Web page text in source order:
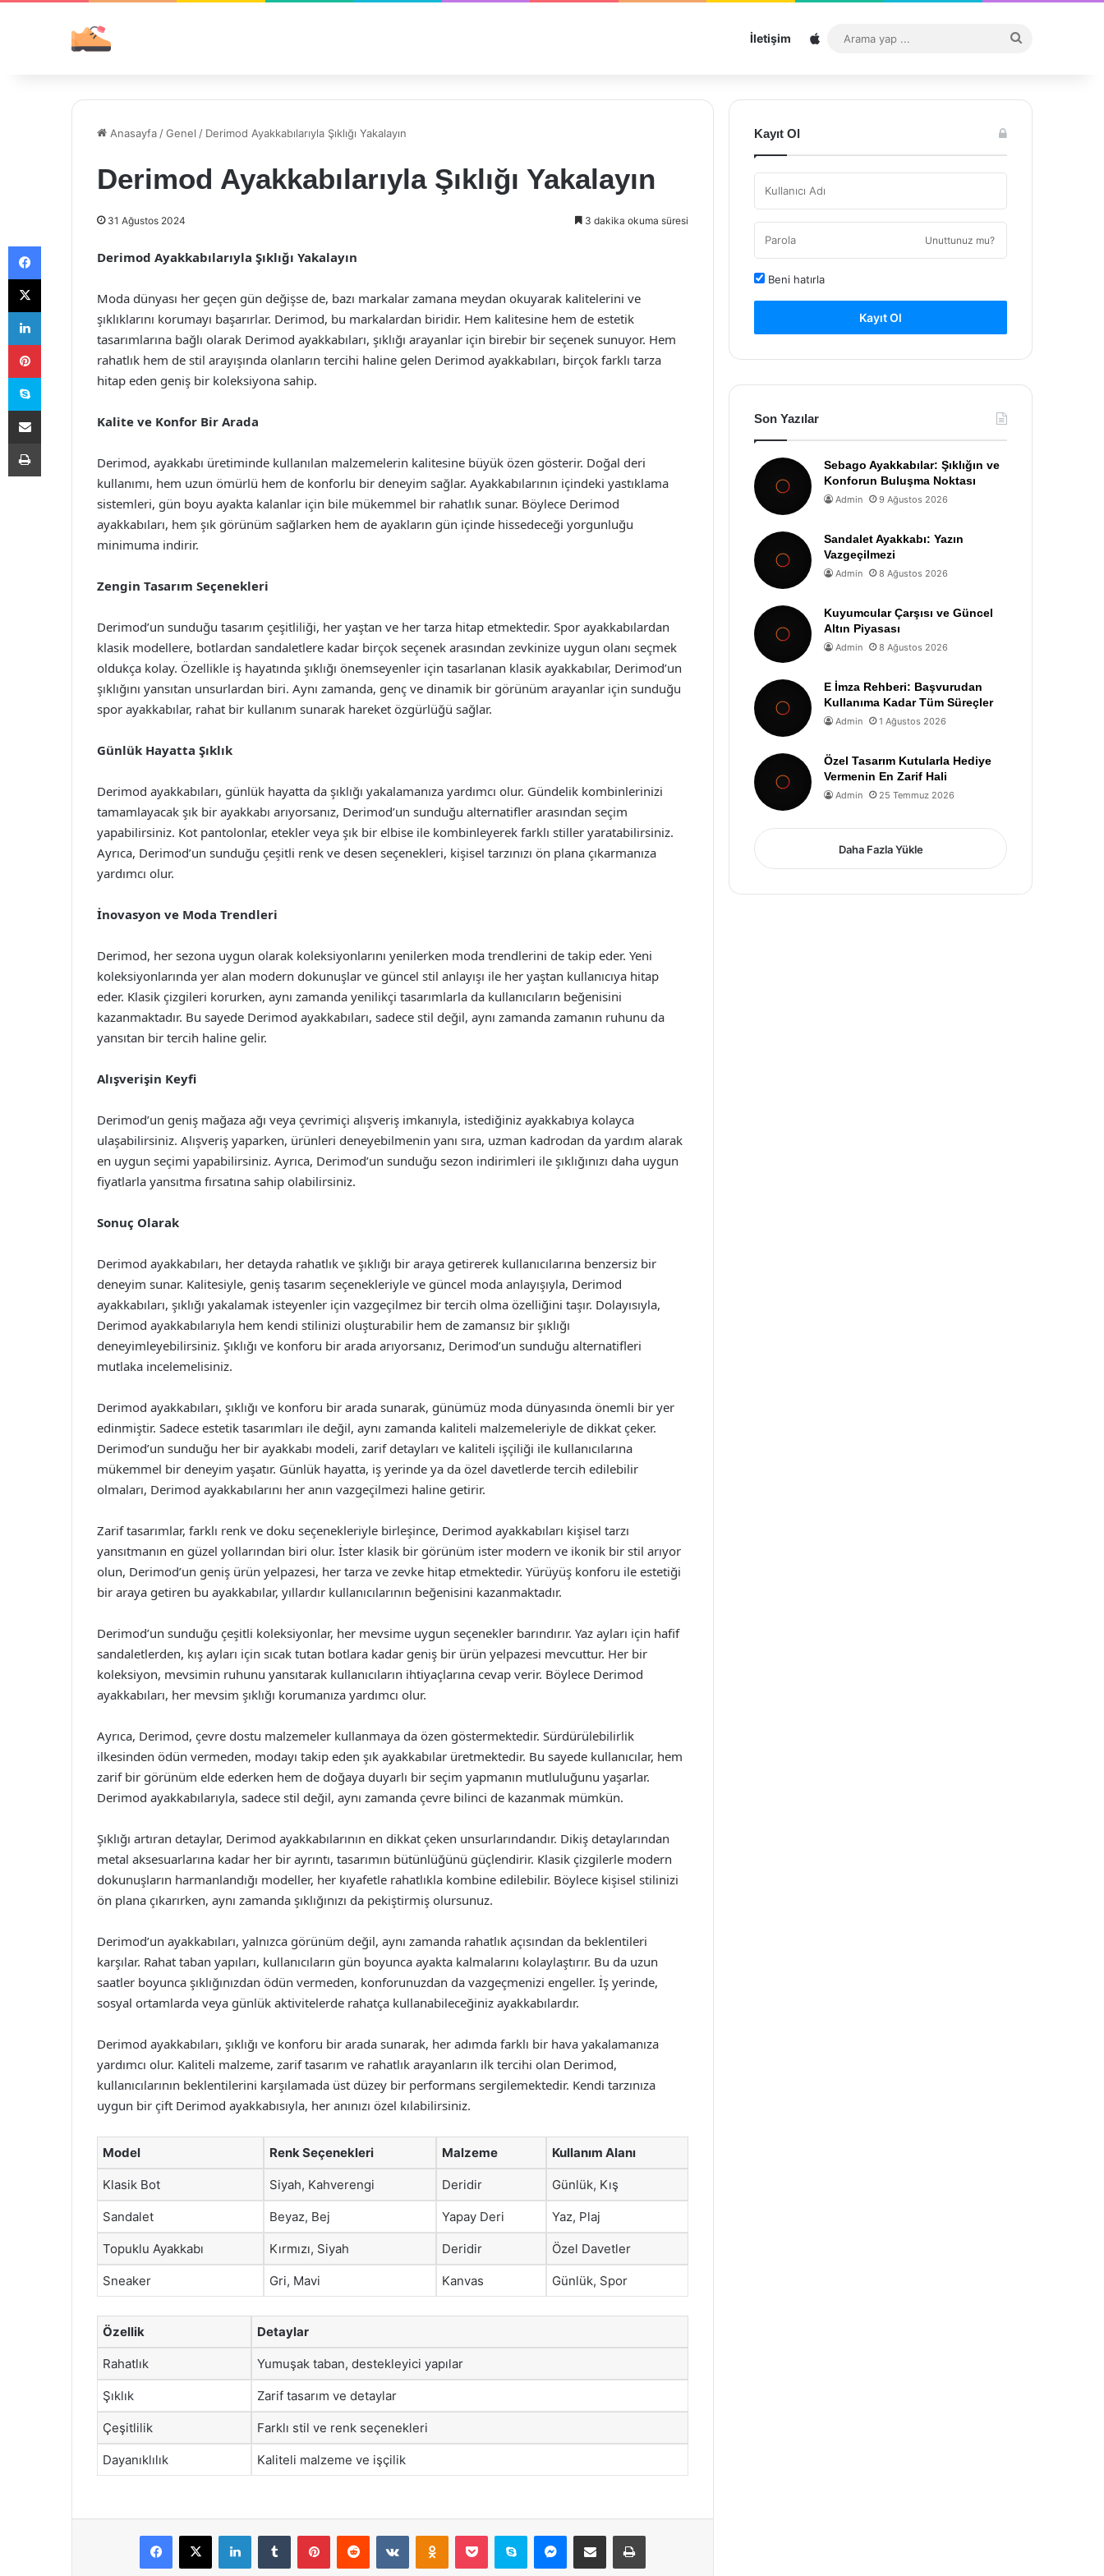
İletişim Sitemap
...
Anasayfa /Genel / Derimod Ayakkabılarıyla Şıklığı Yakalayın
Derimod Ayakkabılarıyla Şıklığı Yakalayın
31 Ağustos 2024 3 dakika okuma süresi
Derimod Ayakkabılarıyla Şıklığı Yakalayın
Moda dünyası her geçen gün değişse de, bazı markalar zamana meydan okuyarak kalitelerini ve
şıklıklarını korumayı başarırlar. Derimod, bu markalardan biridir. Hem kalitesine hem de estetik
tasarımlarına bağlı olarak Derimod ayakkabıları, şıklığı arayanlar için birebir bir seçenek sunuyor. Hem
rahatlık hem de stil arayışında olanların tercihi haline gelen Derimod ayakkabıları, birçok farklı tarza
hitap eden geniş bir koleksiyona sahip.
Kalite ve Konfor Bir Arada
Derimod, ayakkabı üretiminde kullanılan malzemelerin kalitesine büyük özen gösterir. Doğal deri
kullanımı, hem uzun ömürlü hem de konforlu bir deneyim sağlar. Ayakkabılarının içindeki yastıklama
sistemleri, gün boyu ayakta kalanlar için bile mükemmel bir rahatlık sunar. Böylece Derimod
ayakkabıları, hem şık görünüm sağlarken hem de ayakların gün içinde hissedeceği yorgunluğu
minimuma indirir.
Zengin Tasarım Seçenekleri
Derimod’un sunduğu tasarım çeşitliliği, her yaştan ve her tarza hitap etmektedir. Spor ayakkabılardan
klasik modellere, botlardan sandaletlere kadar birçok seçenek arasından zevkinize uygun olanı seçmek
oldukça kolay. Özellikle iş hayatında şıklığı önemseyenler için tasarlanan klasik ayakkabılar, Derimod’un
şıklığını yansıtan unsurlardan biri. Aynı zamanda, genç ve dinamik bir görünüm arayanlar için sunduğu
spor ayakkabılar, rahat bir kullanım sunarak hareket özgürlüğü sağlar.
Günlük Hayatta Şıklık
Derimod ayakkabıları, günlük hayatta da şıklığı yakalamanıza yardımcı olur. Gündelik kombinlerinizi
tamamlayacak şık bir ayakkabı arıyorsanız, Derimod’un sunduğu alternatifler arasından seçim
yapabilirsiniz. Kot pantolonlar, etekler veya şık bir elbise ile kombinleyerek farklı stiller yaratabilirsiniz.
Ayrıca, Derimod’un sunduğu çeşitli renk ve desen seçenekleri, kişisel tarzınızı ön plana çıkarmanıza
yardımcı olur.
İnovasyon ve Moda Trendleri
Derimod, her sezona uygun olarak koleksiyonlarını yenilerken moda trendlerini de takip eder. Yeni
koleksiyonlarında yer alan modern dokunuşlar ve güncel stil anlayışı ile her yaştan kullanıcıya hitap
eder. Klasik çizgileri korurken, aynı zamanda yenilikçi tasarımlarla da kullanıcıların beğenisini
kazanmaktadır. Bu sayede Derimod ayakkabıları, sadece stil değil, aynı zamanda zamanın ruhunu da
yansıtan bir tercih haline gelir.
Alışverişin Keyfi
Derimod’un geniş mağaza ağı veya çevrimiçi alışveriş imkanıyla, istediğiniz ayakkabıya kolayca
ulaşabilirsiniz. Alışveriş yaparken, ürünleri deneyebilmenin yanı sıra, uzman kadrodan da yardım alarak
en uygun seçimi yapabilirsiniz. Ayrıca, Derimod’un sunduğu sezon indirimleri ile şıklığınızı daha uygun
fiyatlarla yansıtma fırsatına sahip olabilirsiniz.
Sonuç Olarak
Derimod ayakkabıları, her detayda rahatlık ve şıklığı bir araya getirerek kullanıcılarına benzersiz bir
deneyim sunar. Kalitesiyle, geniş tasarım seçenekleriyle ve güncel moda anlayışıyla, Derimod
ayakkabıları, şıklığı yakalamak isteyenler için vazgeçilmez bir tercih olma özelliğini taşır. Dolayısıyla,
Derimod ayakkabılarıyla hem kendi stilinizi oluşturabilir hem de zamansız bir şıklığı
deneyimleyebilirsiniz. Şıklığı ve konforu bir arada arıyorsanız, Derimod’un sunduğu alternatifleri
mutlaka incelemelisiniz.
Derimod ayakkabıları, şıklığı ve konforu bir arada sunarak, günümüz moda dünyasında önemli bir yer
edinmiştir. Sadece estetik tasarımları ile değil, aynı zamanda kaliteli malzemeleriyle de dikkat çeker.
Derimod’un sunduğu her bir ayakkabı modeli, zarif detayları ve kaliteli işçiliği ile kullanıcılarına
mükemmel bir deneyim yaşatır. Günlük hayatta, iş yerinde ya da özel davetlerde tercih edilebilir
olmaları, Derimod ayakkabılarını her anın vazgeçilmezi haline getirir.
Zarif tasarımlar, farklı renk ve doku seçenekleriyle birleşince, Derimod ayakkabıları kişisel tarzı
yansıtmanın en güzel yollarından biri olur. İster klasik bir görünüm ister modern ve ikonik bir stil arıyor
olun, Derimod’un geniş ürün yelpazesi, her tarza ve zevke hitap etmektedir. Yürüyüş konforu ile estetiği
bir araya getiren bu ayakkabılar, yıllardır kullanıcılarının beğenisini kazanmaktadır.
Derimod’un sunduğu çeşitli koleksiyonlar, her mevsime uygun seçenekler barındırır. Yaz ayları için hafif
sandaletlerden, kış ayları için sıcak tutan botlara kadar geniş bir ürün yelpazesi mevcuttur. Her bir
koleksiyon, mevsimin ruhunu yansıtarak kullanıcıların ihtiyaçlarına cevap verir. Böylece Derimod
ayakkabıları, her mevsim şıklığı korumanıza yardımcı olur.
Ayrıca, Derimod, çevre dostu malzemeler kullanmaya da özen göstermektedir. Sürdürülebilirlik
ilkesinden ödün vermeden, modayı takip eden şık ayakkabılar üretmektedir. Bu sayede kullanıcılar, hem
zarif bir görünüm elde ederken hem de doğaya duyarlı bir seçim yapmanın mutluluğunu yaşarlar.
Derimod ayakkabılarıyla, sadece stil değil, aynı zamanda çevre bilinci de kazanmak mümkün.
Şıklığı artıran detaylar, Derimod ayakkabılarının en dikkat çeken unsurlarındandır. Dikiş detaylarından
metal aksesuarlarına kadar her bir ayrıntı, tasarımın bütünlüğünü güçlendirir. Klasik çizgilerle modern
dokunuşların harmanlandığı modeller, her kıyafetle rahatlıkla kombine edilebilir. Böylece kişisel stilinizi
ön plana çıkarırken, aynı zamanda şıklığınızı da pekiştirmiş olursunuz.
Derimod’un ayakkabıları, yalnızca görünüm değil, aynı zamanda rahatlık açısından da beklentileri
karşılar. Rahat taban yapıları, kullanıcıların gün boyunca ayakta kalmalarını kolaylaştırır. Bu da uzun
saatler boyunca şıklığınızdan ödün vermeden, konforunuzdan da vazgeçmenizi engeller. İş yerinde,
sosyal ortamlarda veya günlük aktivitelerde rahatça kullanabileceğiniz ayakkabılardır.
Derimod ayakkabıları, şıklığı ve konforu bir arada sunarak, her adımda farklı bir hava yakalamanıza
yardımcı olur. Kaliteli malzeme, zarif tasarım ve rahatlık arayanların ilk tercihi olan Derimod,
kullanıcılarının beklentilerini karşılamada üst düzey bir performans sergilemektedir. Kendi tarzınıza
uygun bir çift Derimod ayakkabısıyla, her anınızı özel kılabilirsiniz.
Model Renk Seçenekleri Malzeme Kullanım Alanı
Klasik Bot Siyah, Kahverengi Deridir Günlük, Kış
Sandalet Beyaz, Bej Yapay Deri Yaz, Plaj
Topuklu Ayakkabı Kırmızı, Siyah Deridir Özel Davetler
Sneaker Gri, Mavi Kanvas Günlük, Spor
Özellik Detaylar
Rahatlık Yumuşak taban, destekleyici yapılar
Şıklık Zarif tasarım ve detaylar
Çeşitlilik Farklı stil ve renk seçenekleri
Dayanıklılık Kaliteli malzeme ve işçilik
Facebook
X LinkedInTumblr PinterestReddit VKontakteOdnoklassniki
Pocket Skype Messenger
E-Posta ile paylaş Yazdır
Kayıt Ol
Unuttunuz mu?
Beni hatırla
Kayıt Ol
Son Yazılar
Sebago Ayakkabılar: Şıklığın ve
Konforun Buluşma Noktası
Admin 9 Ağustos 2026
Sandalet Ayakkabı: Yazın
Vazgeçilmezi
Admin 8 Ağustos 2026
Kuyumcular Çarşısı ve Güncel
Altın Piyasası
Admin 8 Ağustos 2026
E İmza Rehberi: Başvurudan
Kullanıma Kadar Tüm Süreçler
Admin 1 Ağustos 2026
Özel Tasarım Kutularla Hediye
Vermenin En Zarif Hali
Admin 25 Temmuz 2026
Daha Fazla Yükle
Facebook
X
LinkedIn
Pinterest
Skype
E-Posta ile paylaş